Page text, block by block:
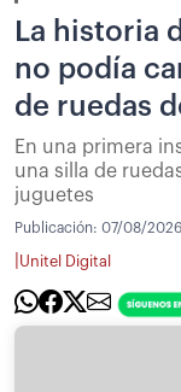
La historia
no podía
de ruedas
En una primera
una silla de
juguetes
Publicación: 07/08/
Unitel Digital